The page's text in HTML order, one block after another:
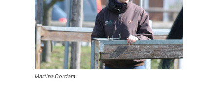
Martina Cordara